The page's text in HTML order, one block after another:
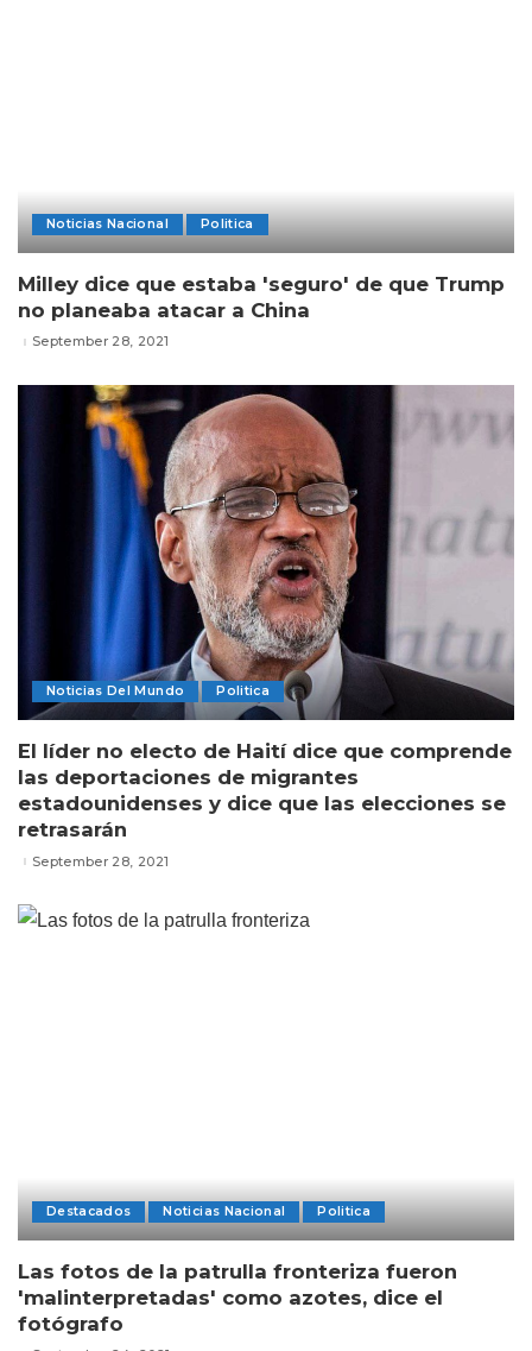
Noticias Nacional Politica
Milley dice que estaba 'seguro' de que Trump
no planeaba atacar a China
September 28, 2021
Noticias Del Mundo Politica
El líder no electo de Haití dice que comprende
las deportaciones de migrantes
estadounidenses y dice que las elecciones se
retrasarán
September 28, 2021
Destacados Noticias Nacional Politica
Las fotos de la patrulla fronteriza fueron
'malinterpretadas' como azotes, dice el
fotógrafo